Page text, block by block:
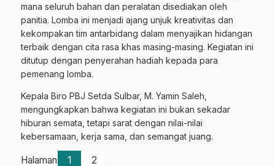
mana seluruh bahan dan peralatan disediakan oleh
panitia. Lomba ini menjadi ajang unjuk kreativitas dan
kekompakan tim antarbidang dalam menyajikan hidangan
terbaik dengan cita rasa khas masing-masing. Kegiatan ini
ditutup dengan penyerahan hadiah kepada para
pemenang lomba.
Kepala Biro PBJ Setda Sulbar, M. Yamin Saleh,
mengungkapkan bahwa kegiatan ini bukan sekadar
hiburan semata, tetapi sarat dengan nilai-nilai
kebersamaan, kerja sama, dan semangat juang.
Halaman 1 2